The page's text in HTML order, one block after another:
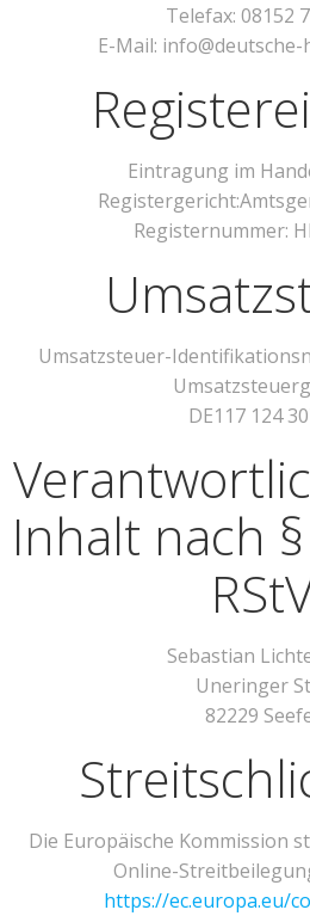
Telefax: 08152
E-Mail:
Eintragung im
Registernummer:
Umsatzsteuer-
DE117 124
Inhalt nach
Sebastian
Uneringer
82229
Die Europäische Kommission
Online-
https://ec.europa.eu/